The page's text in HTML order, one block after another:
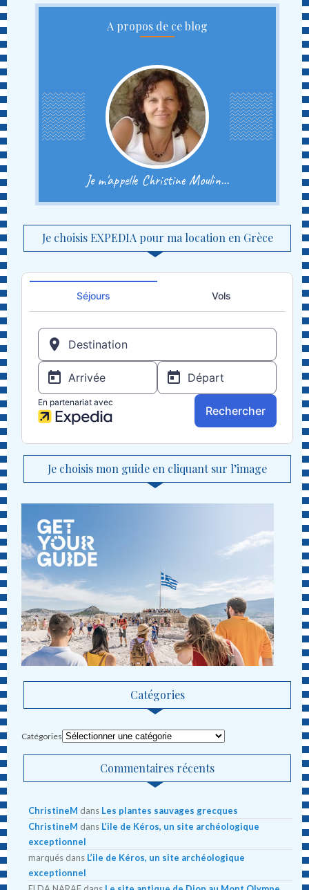
A propos de ce blog
Je m'appelle Christine Moulin...
Je choisis EXPEDIA pour ma location en Grèce
Je choisis mon guide en cliquant sur l’image
Catégories
Catégories
Commentaires récents
ChristineM dans Les plantes sauvages grecques
ChristineM dans L’ile de Kéros, un site archéologique
exceptionnel
marqués dans L’ile de Kéros, un site archéologique
exceptionnel